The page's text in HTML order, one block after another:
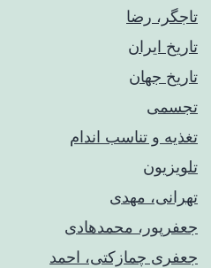
تاجگر، رضا
تاریخ ایران
تاریخ جهان
تجسمی
تغذیه و تناسب اندام
تلویزیون
تهرانی، مهدی
جعفرپور، محمدهادی
جعفری چمازکتی، احمد